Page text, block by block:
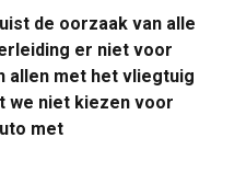
de oorzaak van alle
er niet voor
allen met het vliegtuig
we niet kiezen voor
met